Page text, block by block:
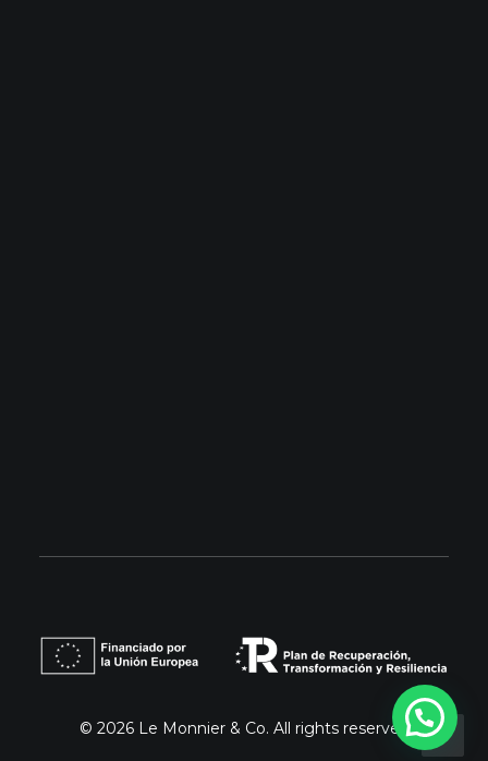
© 2026 Le Monnier & Co. All rights reserved